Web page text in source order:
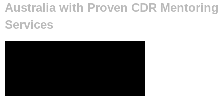
Australia with Proven CDR Mentoring
Services